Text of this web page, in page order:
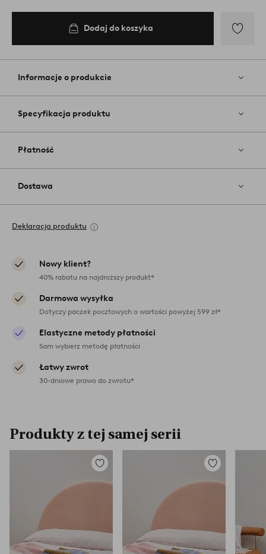
Dodaj do koszyka
do
Informacje o produkcie
Specyfikacja produktu
Płatność
Dostawa
Deklaracja produktu
Nowy klient?
40% rabatu na najdroższy produkt*
Darmowa wysyłka
Dotyczy paczek pocztowych o wartości powyżej 599 zł*
Elastyczne metody płatności
Sam wybierz metodę płatności
Łatwy zwrot
30-dniowe prawo do zwrotu*
Produkty z tej samej serii
Dodaj
ulubionych
Dodaj
ulubionych